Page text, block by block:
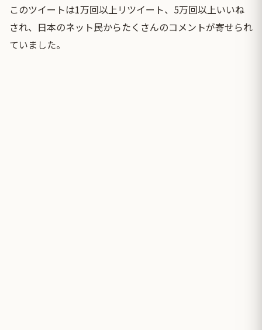
このツイートは1万回以上リツイート、5万回以上いいね
され、日本のネット民からたくさんのコメントが寄せられ
ていました。